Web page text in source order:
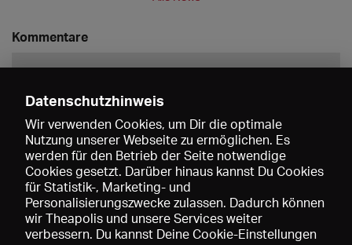
Kommentare
Speichern
Datenschutzhinweis
Wir verwenden Cookies, um Dir die optimale
Nutzung unserer Webseite zu ermöglichen. Es
werden für den Betrieb der Seite notwendige
Cookies gesetzt. Darüber hinaus kannst Du Cookies
für Statistik-, Marketing- und
Personalisierungszwecke zulassen. Dadurch können
wir Theapolis und unsere Services weiter
verbessern. Du kannst Deine Cookie-Einstellungen